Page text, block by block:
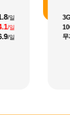
/일
/일
/일